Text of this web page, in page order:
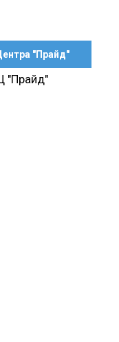
"Прайд"
"Прайд"